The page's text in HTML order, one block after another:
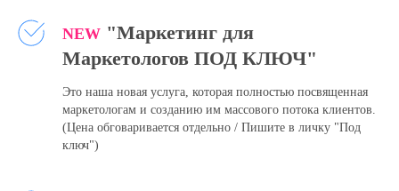
NEW "Маркетинг для
Маркетологов ПОД КЛЮЧ"
Это наша новая услуга, которая полностью посвященная
маркетологам и созданию им массового потока клиентов.
(Цена обговаривается отдельно / Пишите в личку "Под
ключ")